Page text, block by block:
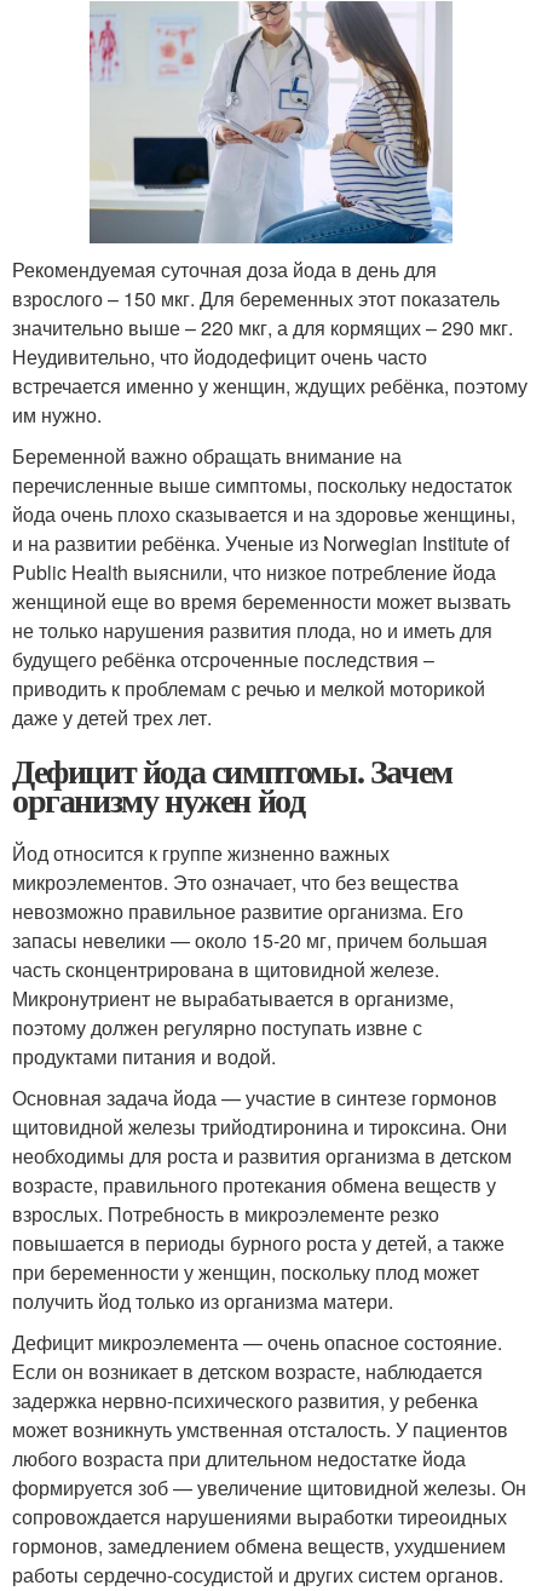
Рекомендуемая суточная доза йода в день для
взрослого – 150 мкг. Для беременных этот показатель
значительно выше – 220 мкг, а для кормящих – 290 мкг.
Неудивительно, что йододефицит очень часто
встречается именно у женщин, ждущих ребёнка, поэтому
им нужно.
Беременной важно обращать внимание на
перечисленные выше симптомы, поскольку недостаток
йода очень плохо сказывается и на здоровье женщины,
и на развитии ребёнка. Ученые из Norwegian Institute of
Public Health выяснили, что низкое потребление йода
женщиной еще во время беременности может вызвать
не только нарушения развития плода, но и иметь для
будущего ребёнка отсроченные последствия –
приводить к проблемам с речью и мелкой моторикой
даже у детей трех лет.
Дефицит йода симптомы. Зачем
организму нужен йод
Йод относится к группе жизненно важных
микроэлементов. Это означает, что без вещества
невозможно правильное развитие организма. Его
запасы невелики — около 15-20 мг, причем большая
часть сконцентрирована в щитовидной железе.
Микронутриент не вырабатывается в организме,
поэтому должен регулярно поступать извне с
продуктами питания и водой.
Основная задача йода — участие в синтезе гормонов
щитовидной железы трийодтиронина и тироксина. Они
необходимы для роста и развития организма в детском
возрасте, правильного протекания обмена веществ у
взрослых. Потребность в микроэлементе резко
повышается в периоды бурного роста у детей, а также
при беременности у женщин, поскольку плод может
получить йод только из организма матери.
Дефицит микроэлемента — очень опасное состояние.
Если он возникает в детском возрасте, наблюдается
задержка нервно-психического развития, у ребенка
может возникнуть умственная отсталость. У пациентов
любого возраста при длительном недостатке йода
формируется зоб — увеличение щитовидной железы. Он
сопровождается нарушениями выработки тиреоидных
гормонов, замедлением обмена веществ, ухудшением
работы сердечно-сосудистой и других систем органов.